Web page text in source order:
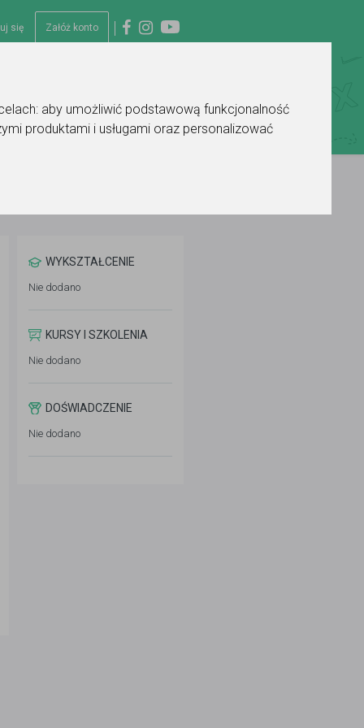
aby umożliwić podstawową funkcjonalność
produktami i usługami oraz personalizować
się Załóż konto
WYKSZTAŁCENIE
Nie dodano
KURSY I SZKOLENIA
Nie dodano
DOŚWIADCZENIE
Nie dodano